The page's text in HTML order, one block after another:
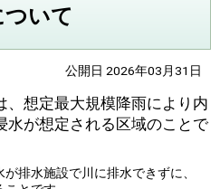
いて
公開日 2026年03月31日
、想定最大規模降雨により内
水が想定される区域のことで
排水施設で川に排水できずに、